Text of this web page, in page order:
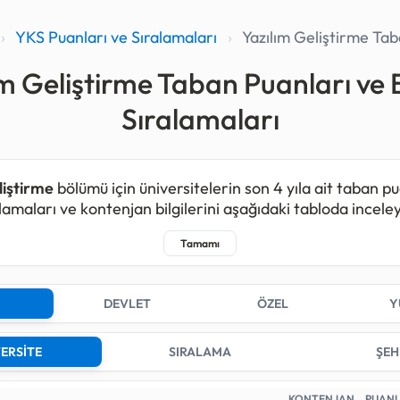
› YKS Puanları ve Sıralamaları › Yazılım Geliştirme
Geliştirme Taban Puanları ve
Sıralamaları
bölümü için üniversitelerin son 4 yıla ait taban
ve kontenjan bilgilerini aşağıdaki tabloda
programı kapsamında 2025 yılında toplam
ve 2022 yılında
bu bölüm için kontenjan açan;
farklı Devlet
11farklı Özel üniversite bulunmaktadır.
arasında 2025 yılındaki en düşük sıralama
derecesi)170.489ile KARADENİZ TEKNİK
En yüksek sıralama sayısı (en son
DEVLET ÖZEL
SIRALAMA